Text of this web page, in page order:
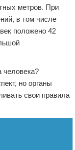
метров. При
в том числе
положено 42
человека?
но органы
свои правила